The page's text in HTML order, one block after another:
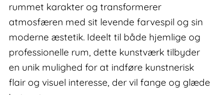
rummet karakter og transformerer
atmosfæren med sit levende farvespil og sin
moderne æstetik. Ideelt til både hjemlige og
professionelle rum, dette kunstværk tilbyder
en unik mulighed for at indføre kunstnerisk
flair og visuel interesse, der vil fange og glæde